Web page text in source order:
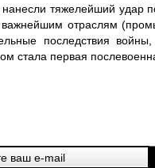
тяжелейший удар
отраслям
последствия
стала первая